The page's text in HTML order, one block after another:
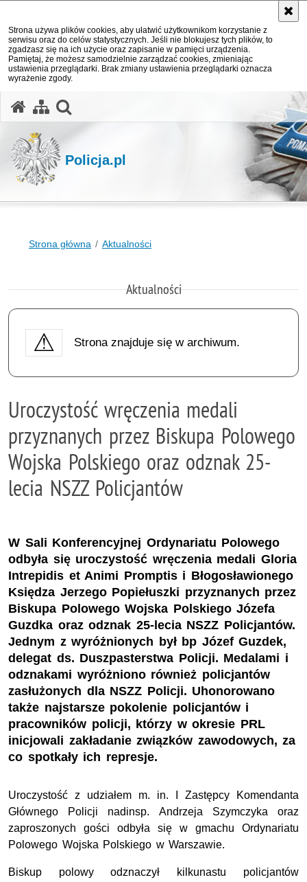
Strona używa plików cookies, aby ułatwić użytkownikom korzystanie z
serwisu oraz do celów statystycznych. Jeśli nie blokujesz tych plików, to
zgadzasz się na ich użycie oraz zapisanie w pamięci urządzenia.
Pamiętaj, że możesz samodzielnie zarządzać cookies, zmieniając
ustawienia przeglądarki. Brak zmiany ustawienia przeglądarki oznacza
wyrażenie zgody.
Policja.pl
Strona główna Aktualności
Aktualności
Strona znajduje się w archiwum.
Uroczystość wręczenia medali
przyznanych przez Biskupa Polowego
Wojska Polskiego oraz odznak 25-
lecia NSZZ Policjantów
W Sali Konferencyjnej Ordynariatu Polowego
odbyła się uroczystość wręczenia medali Gloria
Intrepidis et Animi Promptis i Błogosławionego
Księdza Jerzego Popiełuszki przyznanych przez
Biskupa Polowego Wojska Polskiego Józefa
Guzdka oraz odznak 25-lecia NSZZ Policjantów.
Jednym z wyróżnionych był bp Józef Guzdek,
delegat ds. Duszpasterstwa Policji. Medalami i
odznakami wyróżniono również policjantów
zasłużonych dla NSZZ Policji. Uhonorowano
także najstarsze pokolenie policjantów i
pracowników policji, którzy w okresie PRL
inicjowali zakładanie związków zawodowych, za
co spotkały ich represje.
Uroczystość z udziałem m. in. I Zastępcy Komendanta
Głównego Policji nadinsp. Andrzeja Szymczyka oraz
zaproszonych gości odbyła się w gmachu Ordynariatu
Polowego Wojska Polskiego w Warszawie.
Biskup polowy odznaczył kilkunastu policjantów